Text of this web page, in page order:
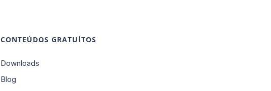
CONTEÚDOS GRATUÍTOS
Downloads
Blog